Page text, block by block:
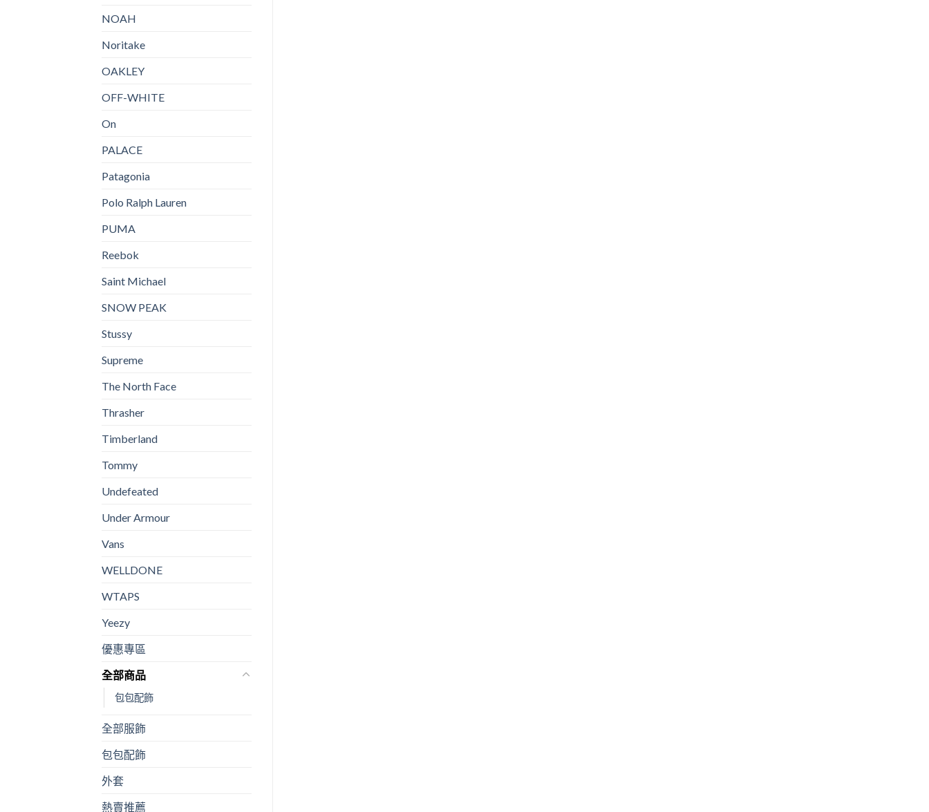
NOAH
Noritake
OAKLEY
OFF-WHITE
On
PALACE
Patagonia
Polo Ralph Lauren
PUMA
Reebok
Saint Michael
SNOW PEAK
Stussy
Supreme
The North Face
Thrasher
Timberland
Tommy
Undefeated
Under Armour
Vans
WELLDONE
WTAPS
Yeezy
優惠專區
全部商品
包包配飾
全部服飾
包包配飾
外套
熱賣推薦